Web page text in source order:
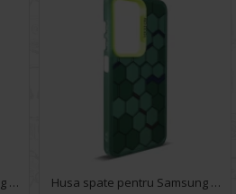
Husa spate pentru Samsung Galaxy A14- Lys case Mov Husa spate pentru Samsung Galaxy A14- Bozo case Verde